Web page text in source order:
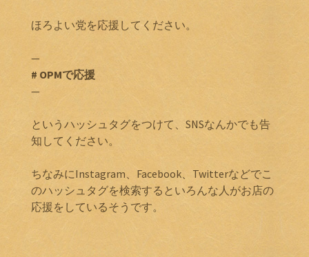
ほろよい党を応援してください。
—
# OPMで応援
—
というハッシュタグをつけて、SNSなんかでも告
知してください。
ちなみにInstagram、Facebook、Twitterなどでこ
のハッシュタグを検索するといろんな人がお店の
応援をしているそうです。